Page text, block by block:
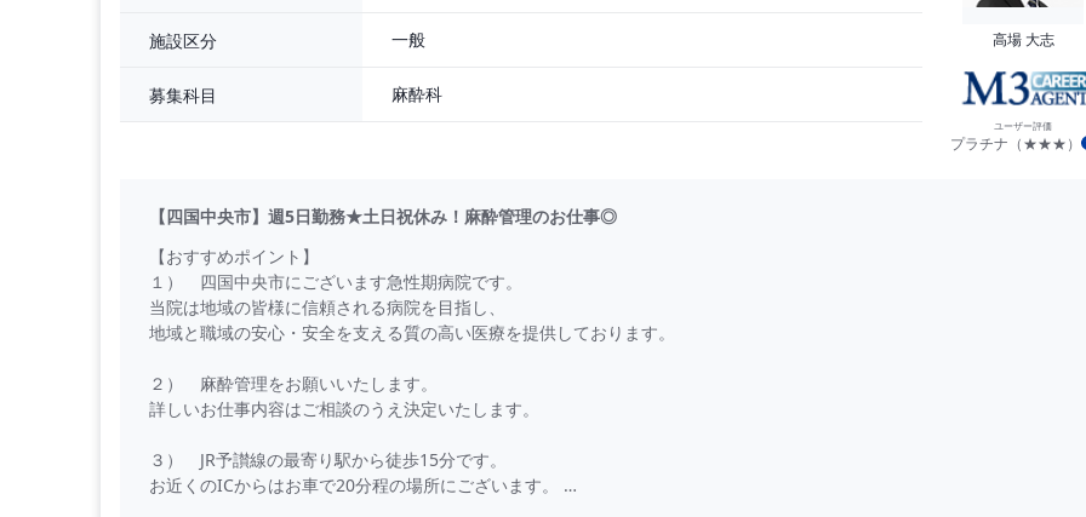
施設区分 一般
募集科目 麻酔科
高場 大志
ユーザー評価
プラチナ（★★★）
【四国中央市】週5日勤務★土日祝休み！麻酔管理のお仕事◎
【おすすめポイント】
１） 四国中央市にございます急性期病院です。
当院は地域の皆様に信頼される病院を目指し、
地域と職域の安心・安全を支える質の高い医療を提供しております。
２） 麻酔管理をお願いいたします。
詳しいお仕事内容はご相談のうえ決定いたします。
３） JR予讃線の最寄り駅から徒歩15分です。
お近くのICからはお車で20分程の場所にございます。